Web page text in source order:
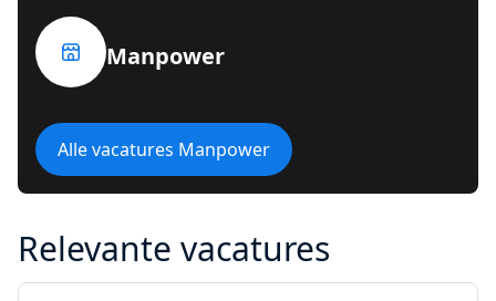
Manpower
Alle vacatures Manpower
Relevante vacatures